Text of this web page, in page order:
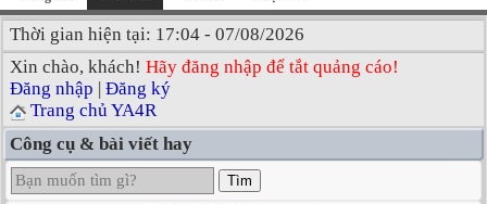
Thời gian hiện tại: 17:04 - 07/08/2026
Xin chào, khách! Hãy đăng nhập để tắt quảng cáo!
Đăng nhập | Đăng ký
Trang chủ YA4R
Công cụ & bài viết hay
Tìm